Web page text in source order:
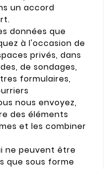
un accord
données que
à l'occasion de
privés, dans
de sondages,
formulaires,
nous envoyez,
des éléments
et les combiner
ne peuvent être
que sous forme